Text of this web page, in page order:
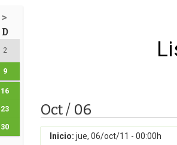
>
D
2
9
16
23
30
Oct / 06
Inicio: jue, 06/oct/11 - 00:00h